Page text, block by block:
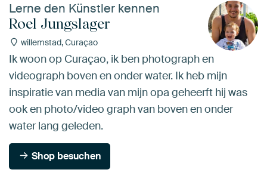
Lerne den Künstler kennen
Roel Jungslager
willemstad, Curaçao
Ik woon op Curaçao, ik ben photograph en
videograph boven en onder water. Ik heb mijn
inspiratie van media van mijn opa geheerft hij was
ook en photo/video graph van boven en onder
water lang geleden.
Shop besuchen